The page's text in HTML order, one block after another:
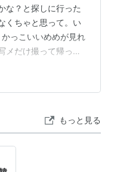
な？と探しに行った
くちゃと思って。い
っこいいめめが見れ
もっと見る